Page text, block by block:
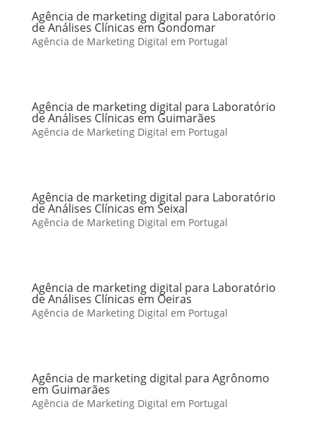
Agência de marketing digital para Laboratório
de Análises Clínicas em Gondomar
Agência de Marketing Digital em Portugal
Agência de marketing digital para Laboratório
de Análises Clínicas em Guimarães
Agência de Marketing Digital em Portugal
Agência de marketing digital para Laboratório
de Análises Clínicas em Seixal
Agência de Marketing Digital em Portugal
Agência de marketing digital para Laboratório
de Análises Clínicas em Oeiras
Agência de Marketing Digital em Portugal
Agência de marketing digital para Agrônomo
em Guimarães
Agência de Marketing Digital em Portugal